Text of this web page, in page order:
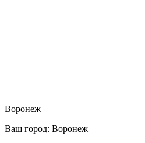
Воронеж
Ваш город: Воронеж